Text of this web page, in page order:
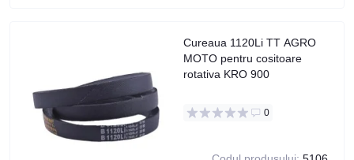
Cureaua 1120Li TT AGRO
MOTO pentru cositoare
rotativa KRO 900
0